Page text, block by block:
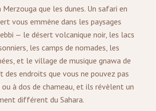
Merzouga que les dunes. Un safari en
vous emmène dans les paysages
— le désert volcanique noir, les lacs
les camps de nomades, les
et le village de musique gnawa de
des endroits que vous ne pouvez pas
à dos de chameau, et ils révèlent un
différent du Sahara.